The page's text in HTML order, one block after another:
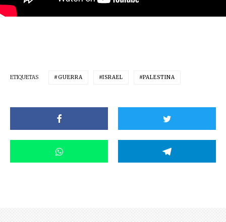
ETIQUETAS GUERRA ISRAEL PALESTINA